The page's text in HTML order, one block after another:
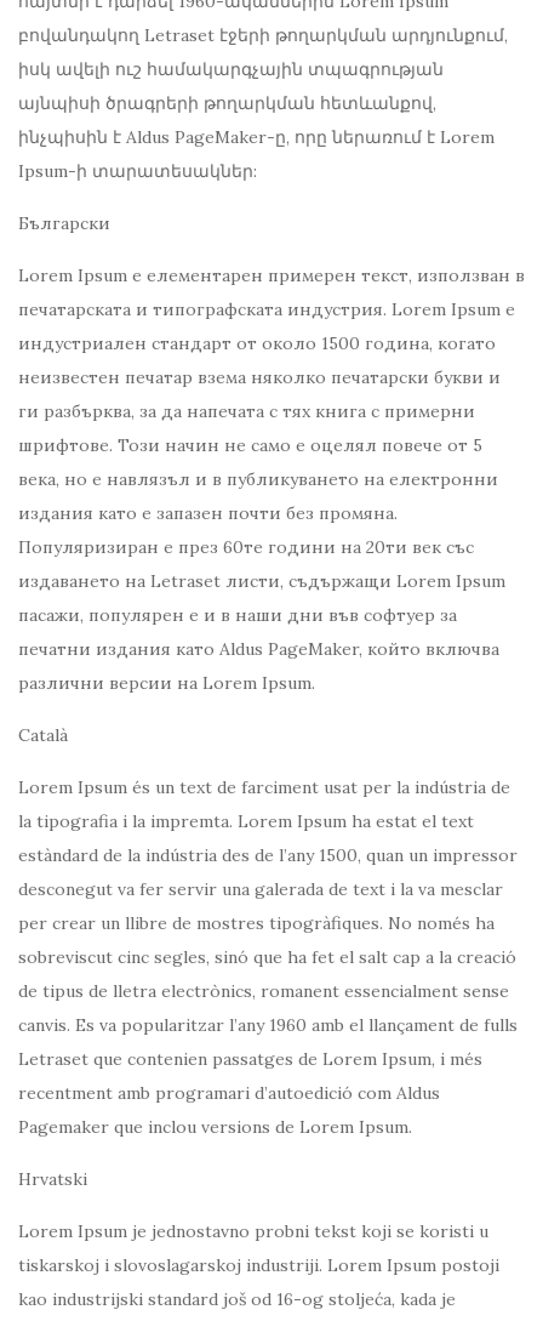
բովանդակող Letraset էջերի թողարկման արդյունքում,
իսկ ավելի ուշ համակարգչային տպագրության
այնպիսի ծրագրերի թողարկման հետևանքով,
ինչպիսին է Aldus PageMaker-ը, որը ներառում է Lorem
Ipsum-ի տարատեսակներ:
Български
Lorem Ipsum е елементарен примерен текст, използван в
печатарската и типографската индустрия. Lorem Ipsum е
индустриален стандарт от около 1500 година, когато
неизвестен печатар взема няколко печатарски букви и
ги разбърква, за да напечата с тях книга с примерни
шрифтове. Този начин не само е оцелял повече от 5
века, но е навлязъл и в публикуването на електронни
издания като е запазен почти без промяна.
Популяризиран е през 60те години на 20ти век със
издаването на Letraset листи, съдържащи Lorem Ipsum
пасажи, популярен е и в наши дни във софтуер за
печатни издания като Aldus PageMaker, който включва
различни версии на Lorem Ipsum.
Català
Lorem Ipsum és un text de farciment usat per la indústria de
la tipografia i la impremta. Lorem Ipsum ha estat el text
estàndard de la indústria des de l’any 1500, quan un impressor
desconegut va fer servir una galerada de text i la va mesclar
per crear un llibre de mostres tipogràfiques. No només ha
sobreviscut cinc segles, sinó que ha fet el salt cap a la creació
de tipus de lletra electrònics, romanent essencialment sense
canvis. Es va popularitzar l’any 1960 amb el llançament de fulls
Letraset que contenien passatges de Lorem Ipsum, i més
recentment amb programari d’autoedició com Aldus
Pagemaker que inclou versions de Lorem Ipsum.
Hrvatski
Lorem Ipsum je jednostavno probni tekst koji se koristi u
tiskarskoj i slovoslagarskoj industriji. Lorem Ipsum postoji
kao industrijski standard još od 16-og stoljeća, kada je